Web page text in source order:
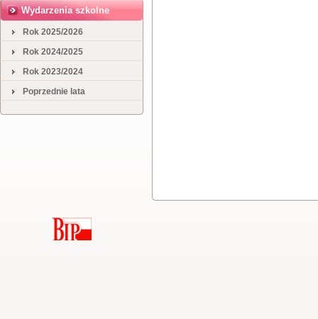
Wydarzenia szkolne
Rok 2025/2026
Rok 2024/2025
Rok 2023/2024
Poprzednie lata